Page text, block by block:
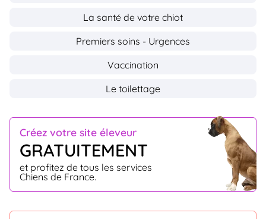
Créez votre site éleveur
GRATUITEMENT
et profitez de tous les services
Chiens de France.
La santé de votre chiot
Premiers soins - Urgences
Vaccination
Le toilettage